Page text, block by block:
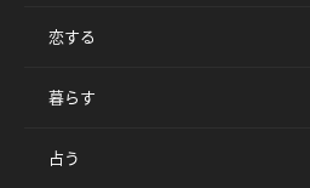
恋する
暮らす
占う